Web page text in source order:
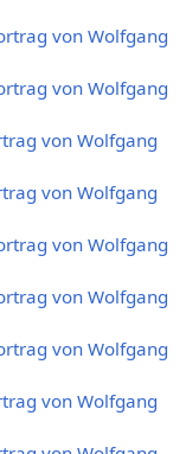
von Wolfgang
von Wolfgang
von Wolfgang
von Wolfgang
von Wolfgang
von Wolfgang
von Wolfgang
von Wolfgang